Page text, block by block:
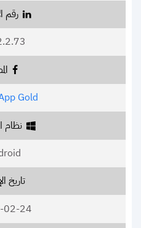
رقم
Gold
نظام
تاريخ
02-24